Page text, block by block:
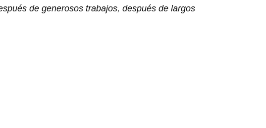
de generosos trabajos, después de largos